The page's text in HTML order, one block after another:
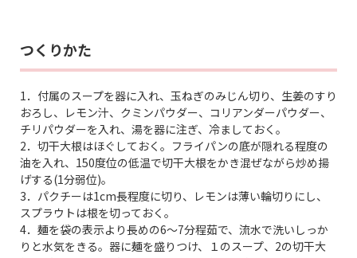
つくりかた
1．付属のスープを器に入れ、玉ねぎのみじん切り、生姜のすり
おろし、レモン汁、クミンパウダー、コリアンダーパウダー、
チリパウダーを入れ、湯を器に注ぎ、冷ましておく。
2．切干大根はほぐしておく。フライパンの底が隠れる程度の
油を入れ、150度位の低温で切干大根をかき混ぜながら炒め揚
げする(1分弱位)。
3．パクチーは1cm長程度に切り、レモンは薄い輪切りにし、
スプラウトは根を切っておく。
4．麺を袋の表示より長めの6〜7分程茹で、流水で洗いしっか
りと水気をきる。器に麺を盛りつけ、１のスープ、2の切干大